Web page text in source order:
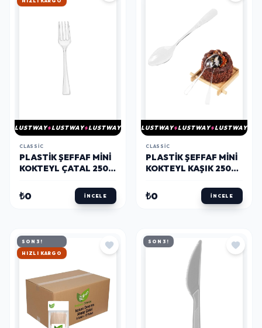
LUSTWAY LUSTWAY LUSTWAY
CLASSIC
PLASTIK ŞEFFAF MINI
KOKTEYL ÇATAL 250
₺0 İNCELE
LUSTWAY LUSTWAY LUSTWAY
CLASSIC
PLASTIK ŞEFFAF MINI
KOKTEYL KAŞIK 250
₺0 İNCELE
SON 3!
HIZLI KARGO
SON 3!